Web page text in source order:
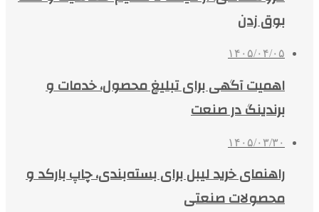
بوق زدن
۱۴۰۵/۰۴/۰۵
اهمیت آگهی برای تبلیغ محصول، خدمات و
برندینگ در صنعت
۱۴۰۵/۰۳/۳۰
راهنمای خرید لیبل برای بسته‌بندی، چاپ بارکد و
محصولات صنعتی